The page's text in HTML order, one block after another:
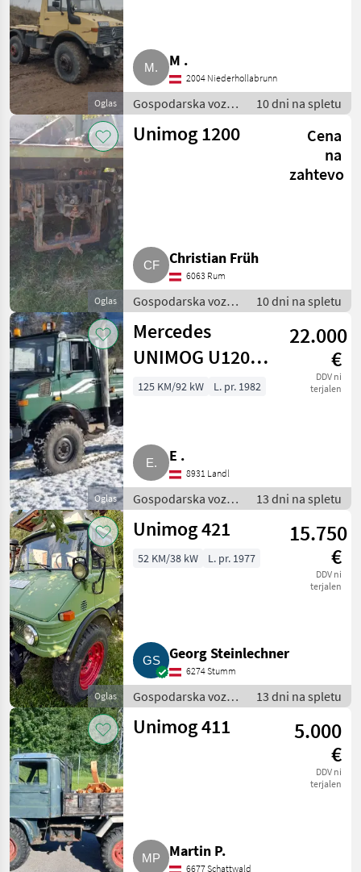
Oglas
M .
2004 Niederhollabrunn
Gospodarska vozila
/ Tovornjak
10 dni na spletu
Oglas
Unimog 1200
Cena
na
zahtevo
Christian Früh
6063 Rum
Gospodarska vozila
/ Tovornjak
10 dni na spletu
Oglas
Mercedes
UNIMOG U1200,
Bj. 1982
22.000
€
DDV ni
terjalen
125 KM/92 kW L. pr. 1982
E .
8931 Landl
Gospodarska vozila
/ Tovornjak
13 dni na spletu
Oglas
Unimog 421
15.750
€
DDV ni
terjalen
52 KM/38 kW L. pr. 1977
Georg Steinlechner
6274 Stumm
Gospodarska vozila
/ Tovornjak
13 dni na spletu
Unimog 411
5.000
€
DDV ni
terjalen
Martin P.
6677 Schattwald